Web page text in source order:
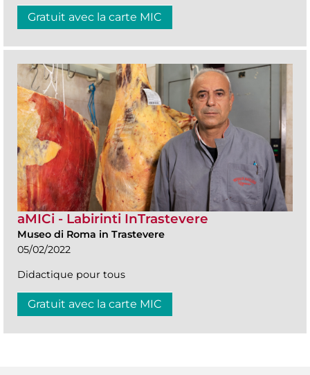
Gratuit avec la carte MIC
aMICi - Labirinti InTrastevere
Museo di Roma in Trastevere
05/02/2022
Didactique pour tous
Gratuit avec la carte MIC